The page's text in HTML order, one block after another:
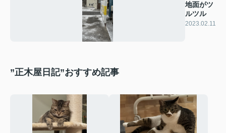
地面がツ
ルツル
2023.02.11
”正木屋日記”おすすめ記事